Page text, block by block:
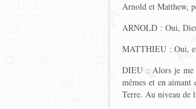
Arnold et Matthew,
ARNOLD : Oui,
MATTHIEU : Oui,
DIEU : Alors je me
mêmes et en
Terre. Au niveau de